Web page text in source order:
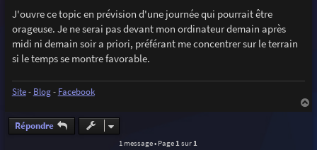
s
s
a
g
e
J'ouvre ce topic en prévision d'une journée qui pourrait être
orageuse. Je ne serai pas devant mon ordinateur demain après
midi ni demain soir a priori, préférant me concentrer sur le terrain
si le temps se montre favorable.
Site- Blog- Facebook
Répondre
1 message • Page1sur1